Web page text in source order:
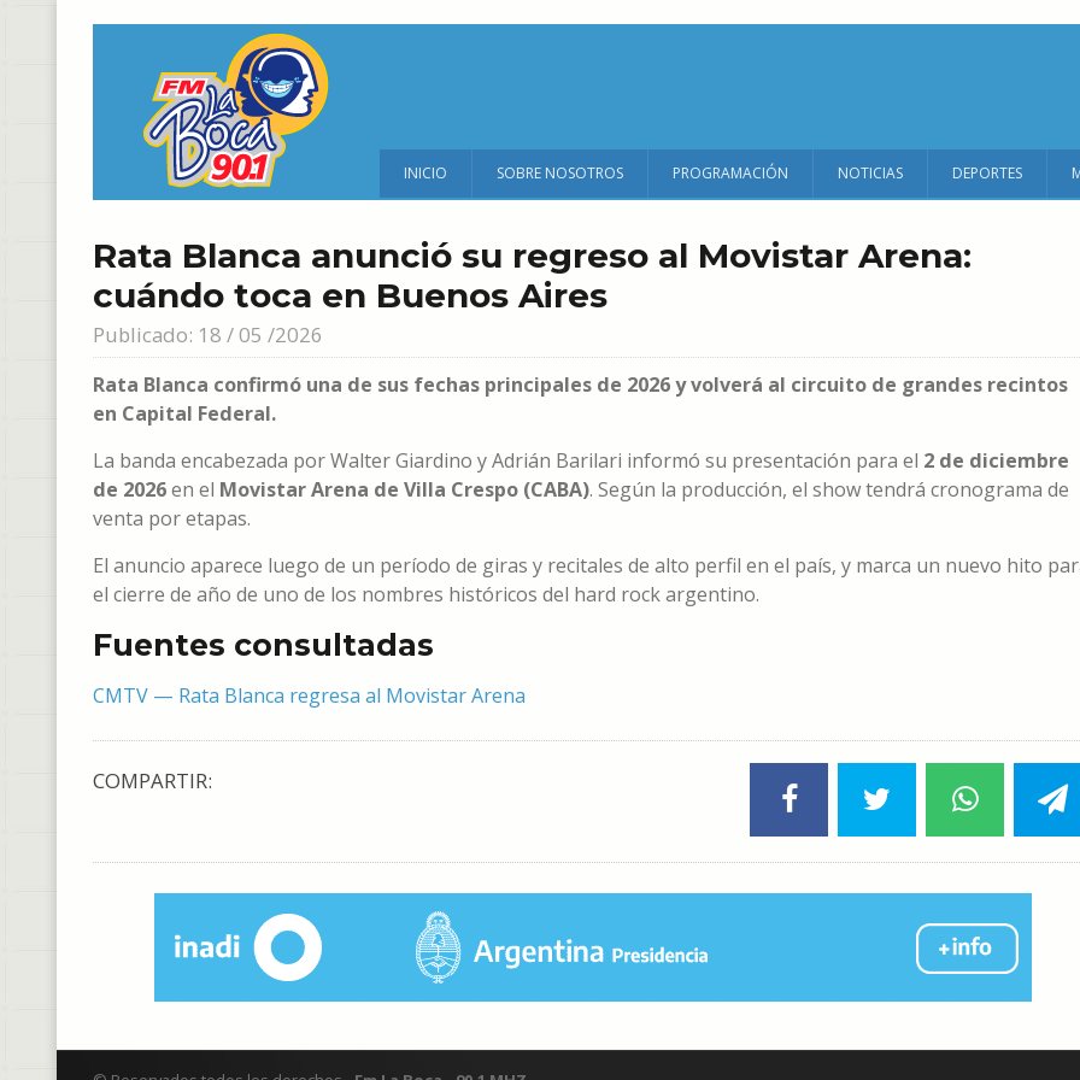
INICIO SOBRE NOSOTROS PROGRAMACIÓN NOTICIAS DEPORTES
Rata Blanca anunció su regreso al Movistar Arena:
cuándo toca en Buenos Aires
Publicado: 18 / 05 /2026
Rata Blanca confirmó una de sus fechas principales de 2026 y volverá al circuito de grandes recintos
en Capital Federal.
La banda encabezada por Walter Giardino y Adrián Barilari informó su presentación para el 2 de diciembre
de 2026en el Movistar Arena de Villa Crespo (CABA). Según la producción, el show tendrá cronograma de
venta por etapas.
El anuncio aparece luego de un período de giras y recitales de alto perfil en el país, y marca un nuevo hito
el cierre de año de uno de los nombres históricos del hard rock argentino.
Fuentes consultadas
CMTV — Rata Blanca regresa al Movistar Arena
COMPARTIR: